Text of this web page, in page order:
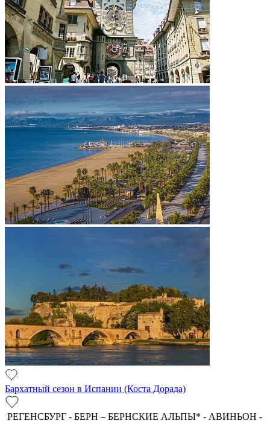
Бархатный сезон в Испании (Коста Дорада)
РЕГЕНСБУРГ - БЕРН – БЕРНСКИЕ АЛЬПЫ* - АВИНЬОН -